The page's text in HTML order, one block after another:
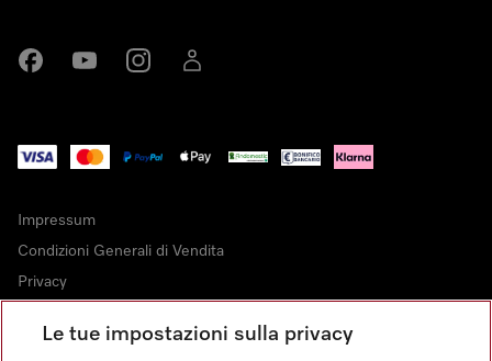
Impressum
Condizioni Generali di Vendita
Privacy
Dichiarazione di Accessibilità
Le tue impostazioni sulla privacy